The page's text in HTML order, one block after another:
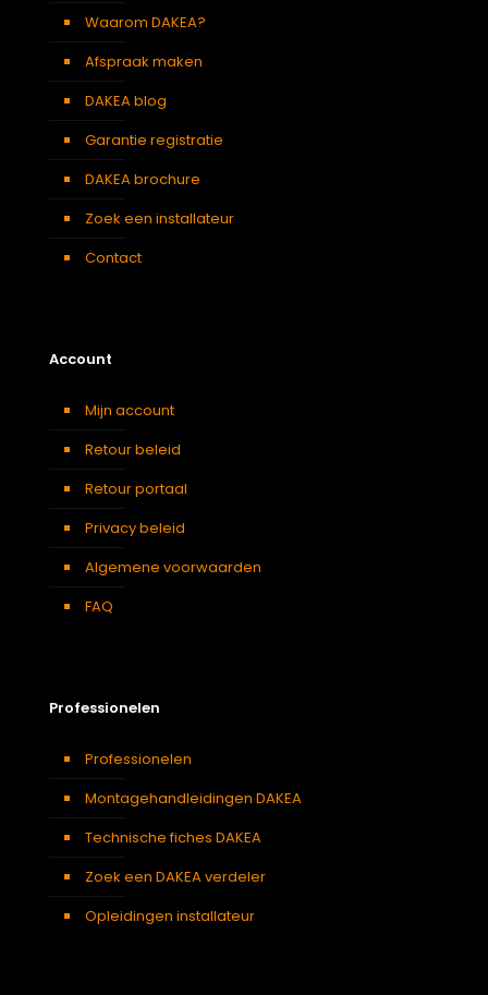
Waarom DAKEA?
Afspraak maken
DAKEA blog
Garantie registratie
DAKEA brochure
Zoek een installateur
Contact
Account
Mijn account
Retour beleid
Retour portaal
Privacy beleid
Algemene voorwaarden
FAQ
Professionelen
Professionelen
Montagehandleidingen DAKEA
Technische fiches DAKEA
Zoek een DAKEA verdeler
Opleidingen installateur